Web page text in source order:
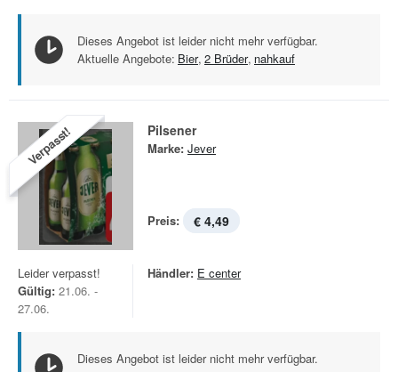
Dieses Angebot ist leider nicht mehr verfügbar.
Aktuelle Angebote: Bier, 2 Brüder, nahkauf
Verpasst! Pilsener
Marke: Jever
Preis: € 4,49
Leider verpasst!
Gültig: 21.06. -
27.06.
Händler: E center
Dieses Angebot ist leider nicht mehr verfügbar.